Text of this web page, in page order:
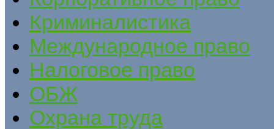
Криминалистика
Международное право
Налоговое право
ОБЖ
Охрана труда